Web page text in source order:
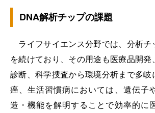
DNA解析チップの課題
ライフサイエンス分野では、分析チ
を続けており、その用途も医療品開
診断、科学捜査から環境分析まで多岐
癌、生活習慣病においては、遺伝子
造・機能を解明することで効率的に